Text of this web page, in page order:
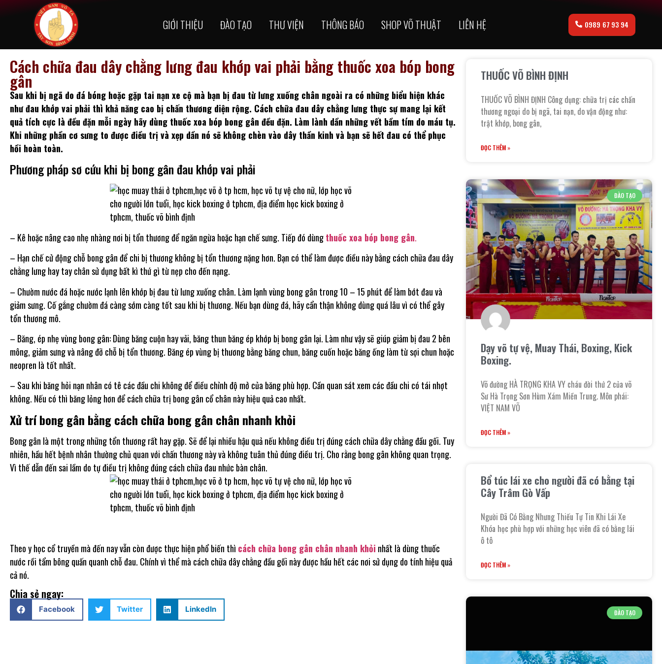
GIỚI THIỆU ĐÀO TẠO THƯ VIỆN THÔNG BÁO SHOP VÕ THUẬT LIÊN HỆ 0989 67 93 94
Cách chữa đau dây chằng lưng đau khớp vai phải bằng thuốc xoa bóp bong
gân
Sau khi bị ngã do đá bóng hoặc gặp tai nạn xe cộ mà bạn bị đau từ lưng xuống chân ngoài ra có những biểu hiện khác
như đau khớp vai phải thì khả năng cao bị chấn thương diện rộng. Cách chữa đau dây chằng lưng thực sự mang lại kết
quả tích cực là đều đặn mỗi ngày hãy dùng thuốc xoa bóp bong gân đều đặn. Làm lành dần những vết bầm tím do máu tụ.
Khi những phần cơ sưng to được điều trị và xẹp dần nó sẽ không chèn vào dây thần kinh và bạn sẽ hết đau có thể phục
hồi hoàn toàn.
Phương pháp sơ cứu khi bị bong gân đau khớp vai phải
– Kê hoặc nâng cao nhẹ nhàng nơi bị tổn thương để ngăn ngừa hoặc hạn chế sưng. Tiếp đó dùngthuốc xoa bóp bong gân.
– Hạn chế cử động chỗ bong gân để chi bị thương không bị tổn thương nặng hơn. Bạn có thể làm được điều này bằng cách chữa đau dây
chằng lưng hay tay chân sử dụng bất kì thứ gì từ nẹp cho đến nạng.
– Chườm nước đá hoặc nước lạnh lên khớp bị đau từ lưng xuống chân. Làm lạnh vùng bong gân trong 10 – 15 phút để làm bớt đau và
giảm sưng. Cố gắng chườm đá càng sớm càng tốt sau khi bị thương. Nếu bạn dùng đá, hãy cẩn thận không dùng quá lâu vì có thể gây
tổn thương mô.
– Băng, ép nhẹ vùng bong gân: Dùng băng cuộn hay vải, băng thun băng ép khớp bị bong gân lại. Làm như vậy sẽ giúp giảm bị đau 2 bên
mông, giảm sưng và nâng đỡ chỗ bị tổn thương. Băng ép vùng bị thương bằng băng chun, băng cuốn hoặc băng ống làm từ sợi chun hoặc
neopren là tốt nhất.
– Sau khi băng hỏi nạn nhân có tê các đầu chi không để điều chỉnh độ mở của băng phù hợp. Cần quan sát xem các đầu chi có tái nhợt
không. Nếu có thì băng lỏng hơn để cách chữa trị bong gân cổ chân này hiệu quả cao nhất.
Xử trí bong gân bằng cách chữa bong gân chân nhanh khỏi
Bong gân là một trong những tổn thương rất hay gặp. Sẽ để lại nhiều hậu quả nếu không điều trị đúng cách chữa dây chằng đầu gối. Tuy
nhiên, hầu hết bệnh nhân thường chủ quan với chấn thương này và không tuân thủ đúng điều trị. Cho rằng bong gân không quan trọng.
Vì thế dẫn đến sai lầm do tự điều trị không đúng cách chữa đau nhức bàn chân.
Theo y học cổ truyền mà đến nay vẫn còn được thực hiện phổ biến thì cách chữa bong gân chân nhanh khỏi nhất là dùng thuốc
nước rồi tẩm bông quấn quanh chỗ đau. Chính vì thể mà cách chữa dây chằng đầu gối này được hầu hết các nơi sử dụng do tính hiệu quả
cả nó.
Chia sẻ ngay:
Facebook Twitter LinkedIn
THUỐC VÕ BÌNH ĐỊNH
THUỐC VÕ BÌNH ĐỊNH Công dụng: chữa trị các chấn
thương ngoại do bị ngã, tai nạn, do vận động như:
trật khớp, bong gân,
ĐỌC THÊM »
ĐÀO TẠO
Dạy võ tự vệ, Muay Thái, Boxing, Kick
Boxing.
Võ đường HÀ TRỌNG KHA VY cháu đời thứ 2 của võ
Sư Hà Trọng Sơn Hùm Xám Miền Trung. Môn phái:
VIỆT NAM VÕ
ĐỌC THÊM »
Bổ túc lái xe cho người đã có bằng tại
Cây Trâm Gò Vấp
Người Đã Có Bằng Nhưng Thiếu Tự Tin Khi Lái Xe
Khóa học phù hợp với những học viên đã có bằng lái
ô tô
ĐỌC THÊM »
ĐÀO TẠO